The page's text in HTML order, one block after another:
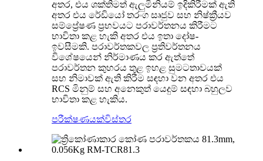
අතර, එය ශක්තිමත් ඇලුමිනියම් ඉදිකිරීමක් ඇති
අතර එය රේඩියෝ තරංග සෘජුව සහ නිෂ්ක්‍රීයව
සම්ප්‍රේෂණ ප්‍රභවයට පරාවර්තනය කිරීමට
භාවිතා කළ හැකි අතර එය ඉතා දෝෂ-
ඉවසීමකි. පරාවර්තකවල ප්‍රතිවර්තනය
විශේෂයෙන් නිර්මාණය කර ඇත්තේ
පරාවර්තන කුහරය තුළ ඉහළ සුමටතාවයක්
සහ නිමාවක් ඇති කිරීම සඳහා වන අතර එය
RCS මිනුම් සහ අනෙකුත් යෙදුම් සඳහා බහුලව
භාවිතා කළ හැකිය.
පරීක්ෂණයක්විස්තර